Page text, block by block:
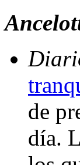
de
día.